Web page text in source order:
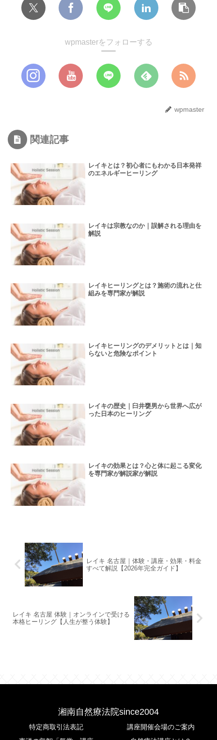
wpmasterをフォローする
wpmaster
関連記事
レイキとは？初心者にもわかる日本発祥
のエネルギーヒーリング
レイキは宗教なのか｜誤解される理由を
解説
レイキヒーリングとは？施術の流れと仕
組みを専門家が解説
レイキヒーリングのデメリットとは｜知
らないと危険なポイント
レイキの歴史｜臼井甕男から世界へ広が
った日本のヒーリング
レイキの効果とは？心と体に起こる変化
を専門家が解説家が解説
レイキ 名古屋｜体験・講座・効果・料金
すべて解説【2026年完全ガイド】
レイキ 名古屋 体験｜オンラインで受ける
本格ヒーリング【人生が整う体験】
湘南自然療法院since2004
特定商取引法表記
講座開催会場のご案内